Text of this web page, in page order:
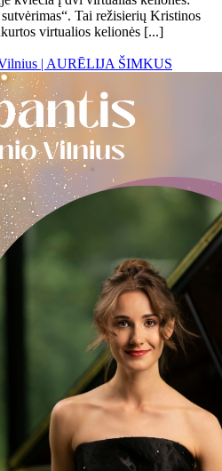
Tai režisierių Kristinos
virtualios kelionės [...]
| AURĒLIJA ŠIMKUS